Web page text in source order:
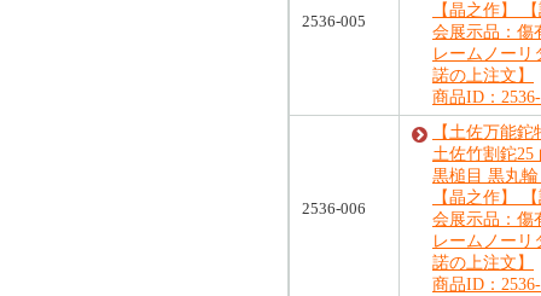
2536-005
【晶之作】
会展示品：
レームノーリ
諾の上注文】
商品ID：
2536-006
【土佐万能鉈
土佐竹割鉈25
黒槌目 黒丸
【晶之作】
会展示品：
レームノーリ
諾の上注文】
商品ID：